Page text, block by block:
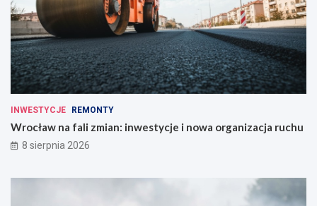
INWESTYCJE REMONTY
Wrocław na fali zmian: inwestycje i nowa organizacja ruchu
8 sierpnia 2026